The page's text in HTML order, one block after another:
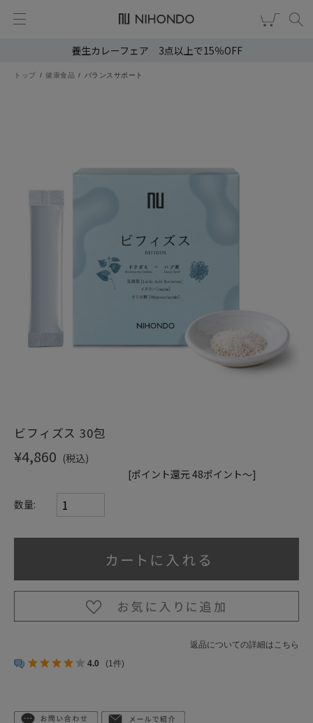
養生カレーフェア 3点以上で15％OFF
トップ 健康食品 バランスサポート
ビフィズス 30包
¥4,860 (税込)
[ポイント還元 48ポイント～]
数量:
返品についての詳細はこちら
4.0
(1件)
新規会員登録 ログイン
スキンケア
ショッピングガイド